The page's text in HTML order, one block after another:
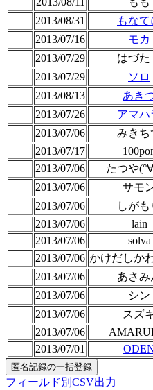
2013/08/31
もなて
2013/07/16
モカ
2013/07/29
はづた
2013/07/29
ソロ
2013/08/13
あき
2013/07/26
アマハ
2013/07/06
みきち
2013/07/17
2013/07/06
たつや
2013/07/06
サモ
2013/07/06
しがも
2013/07/06
lain
2013/07/06
solva
2013/07/06 かけだしか
2013/07/06
あさみ
2013/07/06
シン
2013/07/06
スズ
2013/07/06
2013/07/01
フィールド別CSV出力